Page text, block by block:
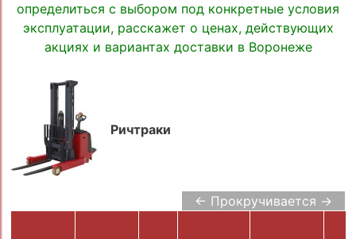
определиться с выбором под конкретные условия
эксплуатации, расскажет о ценах, действующих
акциях и вариантах доставки в Воронеже
Ричтраки
← Прокручивается →